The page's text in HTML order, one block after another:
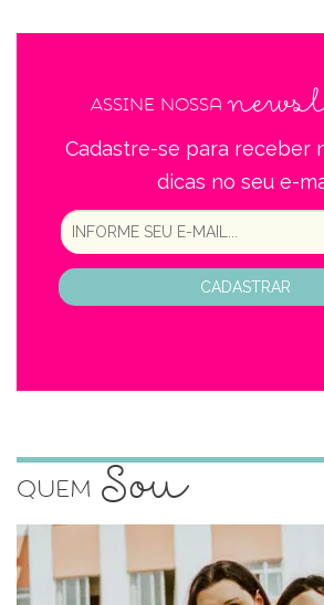
Assine nossa
Cadastre-se para receber
dicas no seu e-
CADASTRAR
Quem Sou